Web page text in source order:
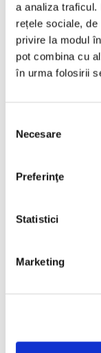
a analiza traficul.
rețele sociale,
privire la modul
pot combina cu
în urma folosirii
consimțământului
Necesare
Preferinţe
Statistici
Marketing
Pactul